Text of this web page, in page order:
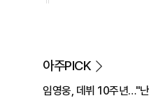
아주PICK
임영웅, 데뷔 10주년…"